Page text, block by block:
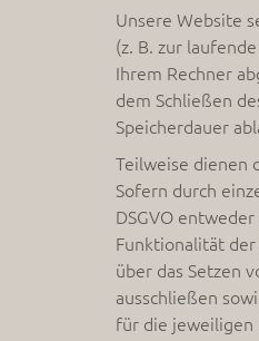
Unsere Website
(z. B. zur
Ihrem Rechner
dem Schließen
Speicherdauer
Teilweise dienen
Sofern durch
DSGVO
Funktionalität
über das Setzen
ausschließen
für die